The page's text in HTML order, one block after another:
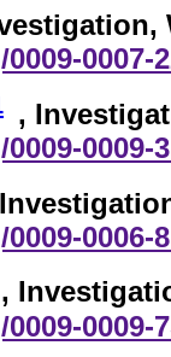
0007-
,
0009-
0006-
,
0009-